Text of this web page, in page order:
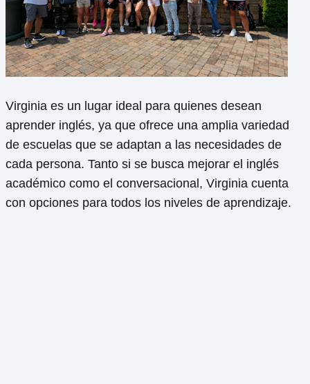
Virginia es un lugar ideal para quienes desean
aprender inglés, ya que ofrece una amplia variedad
de escuelas que se adaptan a las necesidades de
cada persona. Tanto si se busca mejorar el inglés
académico como el conversacional, Virginia cuenta
con opciones para todos los niveles de aprendizaje.